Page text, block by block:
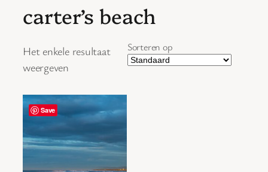
carter’s beach
Het enkele resultaat
weergeven
Sorteren op
Save